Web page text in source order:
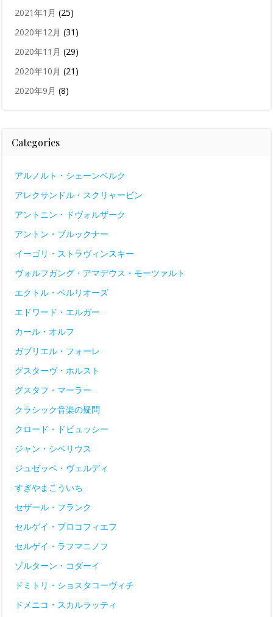
2021年1月 (25)
2020年12月 (31)
2020年11月 (29)
2020年10月 (21)
2020年9月 (8)
Categories
アルノルト・シェーンベルク
アレクサンドル・スクリャービン
アントニン・ドヴォルザーク
アントン・ブルックナー
イーゴリ・ストラヴィンスキー
ヴォルフガング・アマデウス・モーツァルト
エクトル・ベルリオーズ
エドワード・エルガー
カール・オルフ
ガブリエル・フォーレ
グスターヴ・ホルスト
グスタフ・マーラー
クラシック音楽の疑問
クロード・ドビュッシー
ジャン・シベリウス
ジュゼッペ・ヴェルディ
すぎやまこういち
セザール・フランク
セルゲイ・プロコフィエフ
セルゲイ・ラフマニノフ
ゾルターン・コダーイ
ドミトリ・ショスタコーヴィチ
ドメニコ・スカルラッティ